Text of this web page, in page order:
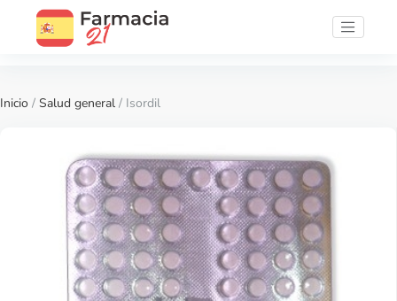
Inicio / Salud general / Isordil